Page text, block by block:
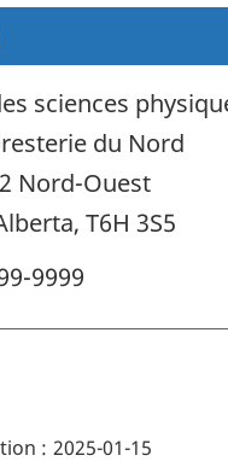
sciences
du Nord
Nord-Ouest
T6H 3S5
9999
: 2025-01-15